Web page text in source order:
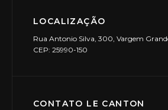
LOCALIZAÇÃO
Rua Antonio Silva, 300, Vargem
CEP: 25990-150
CONTATO LE CANTON